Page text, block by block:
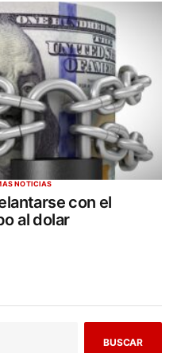
NOTICIAS
con el
al dolar
BUSCAR